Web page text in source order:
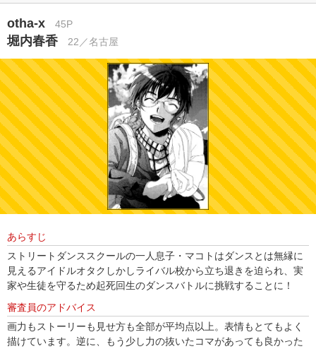
otha-x 45P
堀内春香 22／名古屋
あらすじ
ストリートダンススクールの一人息子・マコトはダンスとは無縁に
見えるアイドルオタクしかしライバル校から立ち退きを迫られ、実
家や生徒を守るため起死回生のダンスバトルに挑戦することに！
審査員のアドバイス
画力もストーリーも見せ方も全部が平均点以上。表情もとてもよく
描けています。逆に、もう少し力の抜いたコマがあっても良かった